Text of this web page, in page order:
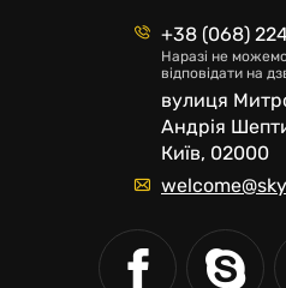
+38 (068)
Наразі не
відповідати на
вулиця
Андрія
Київ, 02000